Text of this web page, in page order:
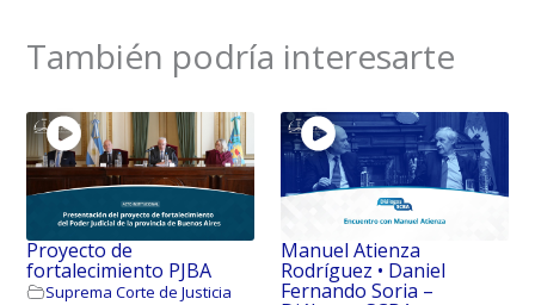
Proyecto de
fortalecimiento PJBA
Suprema Corte de Justicia
Manuel Atienza
Rodríguez • Daniel
Fernando Soria –